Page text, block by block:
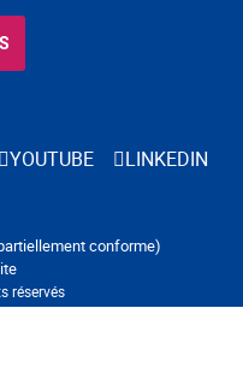
YOUTUBE
LINKEDIN
réservés
conforme)